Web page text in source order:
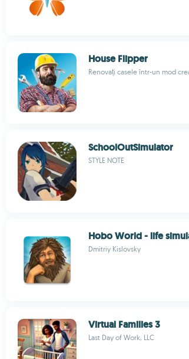
House Flipper
Renovați casele într-un mod
SchoolOutSimulator
STYLE NOTE
Hobo World - life
Dmitriy Kislovsky
Virtual Families 3
Last Day of Work, LLC